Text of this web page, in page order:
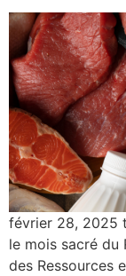
février 28, 2025
le mois sacré du
des Ressources